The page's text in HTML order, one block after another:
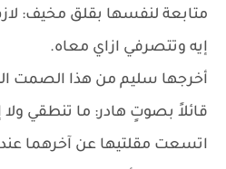
متابعة لنفسها بقلق مخيف:
إيه وتتصرفي ازاي معاه.
أخرجها سليم من هذا الصمت
قائلاً بصوتٍ هادر: ما تنطقي
اتسعت مقلتيها عن آخرهما عند